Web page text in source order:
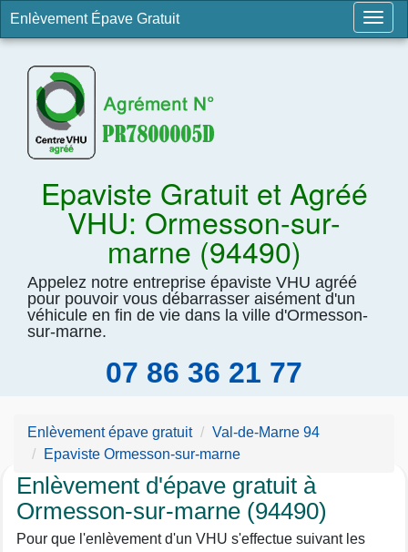
Enlèvement Épave Gratuit
Epaviste Gratuit et Agréé
VHU: Ormesson-sur-
marne (94490)
Appelez notre entreprise épaviste VHU agréé
pour pouvoir vous débarrasser aisément d'un
véhicule en fin de vie dans la ville d'Ormesson-
sur-marne.
07 86 36 21 77
Enlèvement épave gratuit
Val-de-Marne 94
Epaviste Ormesson-sur-marne
Enlèvement d'épave gratuit à
Ormesson-sur-marne (94490)
Pour que l'enlèvement d'un VHU s'effectue suivant les